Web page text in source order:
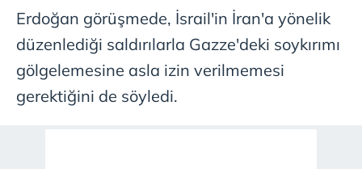
Erdoğan görüşmede, İsrail'in İran'a yönelik
düzenlediği saldırılarla Gazze'deki soykırımı
gölgelemesine asla izin verilmemesi
gerektiğini de söyledi.